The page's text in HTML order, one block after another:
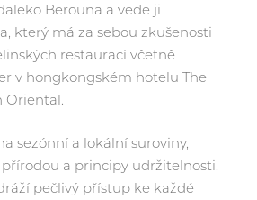
Berouna a vede ji
který má za sebou zkušenosti
restaurací včetně
v hongkongském hotelu The
Oriental.
sezónní a lokální suroviny,
a principy udržitelnosti.
pečlivý přístup ke každé